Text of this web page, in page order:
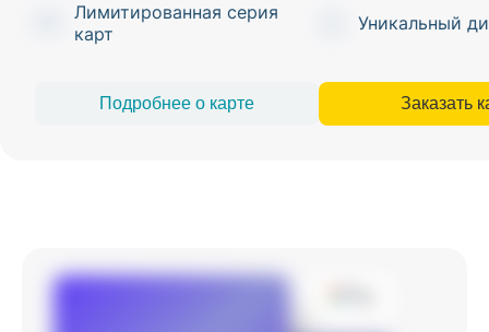
Лимитированная серия
карт
Уникальный
Подробнее о карте Заказать